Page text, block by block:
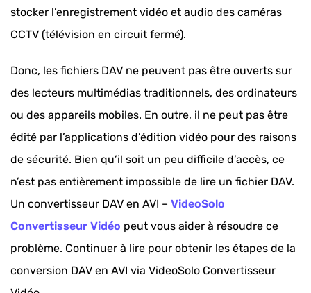
stocker l’enregistrement vidéo et audio des caméras
CCTV (télévision en circuit fermé).
Donc, les fichiers DAV ne peuvent pas être ouverts sur
des lecteurs multimédias traditionnels, des ordinateurs
ou des appareils mobiles. En outre, il ne peut pas être
édité par l’applications d’édition vidéo pour des raisons
de sécurité. Bien qu’il soit un peu difficile d’accès, ce
n’est pas entièrement impossible de lire un fichier DAV.
Un convertisseur DAV en AVI – VideoSolo
Convertisseur Vidéo peut vous aider à résoudre ce
problème. Continuer à lire pour obtenir les étapes de la
conversion DAV en AVI via VideoSolo Convertisseur